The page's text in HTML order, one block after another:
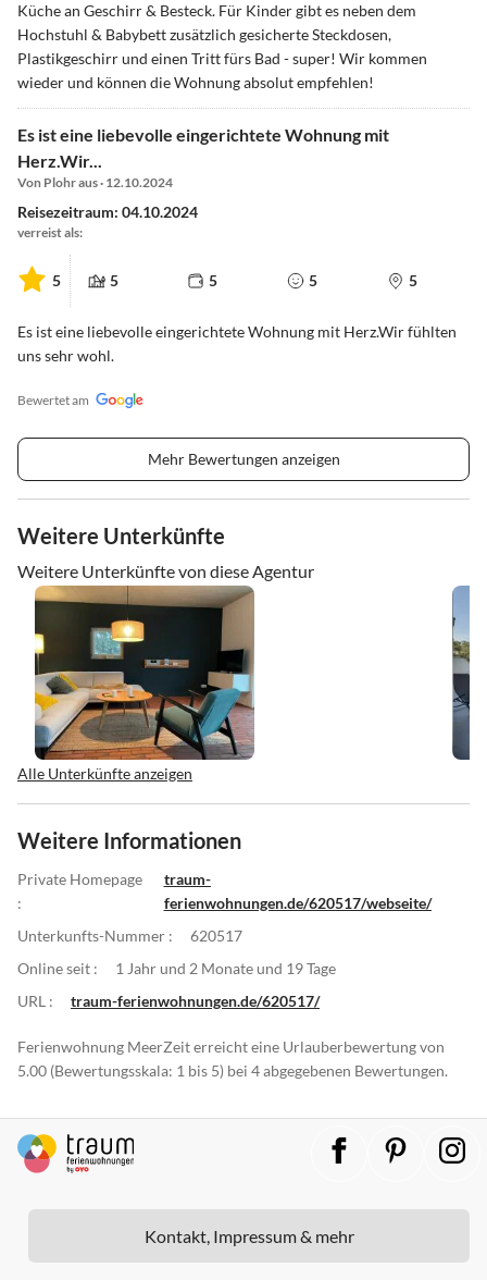
Küche an Geschirr & Besteck. Für Kinder gibt es neben dem
Hochstuhl & Babybett zusätzlich gesicherte Steckdosen,
Plastikgeschirr und einen Tritt fürs Bad - super! Wir kommen
wieder und können die Wohnung absolut empfehlen!
Es ist eine liebevolle eingerichtete Wohnung mit
Herz.Wir...
Von Plohr aus · 12.10.2024
Reisezeitraum: 04.10.2024
verreist als:
5 5 5 5 5
Es ist eine liebevolle eingerichtete Wohnung mit Herz.Wir fühlten
uns sehr wohl.
Bewertet am
Mehr Bewertungen anzeigen
Weitere Unterkünfte
Weitere Unterkünfte von diese Agentur
Alle Unterkünfte anzeigen
Weitere Informationen
Private Homepage
:
traum-
ferienwohnungen.de/620517/webseite/
Unterkunfts-Nummer :
620517
Online seit :
1 Jahr und 2 Monate und 19 Tage
URL :
traum-ferienwohnungen.de/620517/
Ferienwohnung MeerZeit erreicht eine Urlauberbewertung von
5.00 (Bewertungsskala: 1 bis 5) bei 4 abgegebenen Bewertungen.
Kontakt, Impressum & mehr